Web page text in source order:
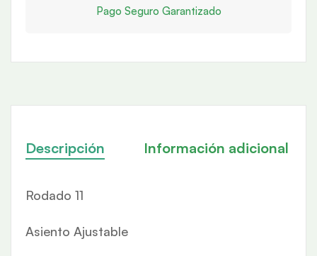
Pago Seguro Garantizado
Descripción Información adicional
Rodado 11
Asiento Ajustable